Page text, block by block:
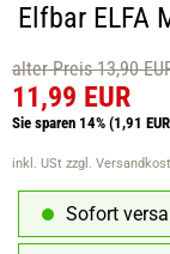
Elfbar ELFA
alter Preis 13,90
11,99 EUR
Sie sparen 14% (1,91
inkl. USt zzgl.
Sofort